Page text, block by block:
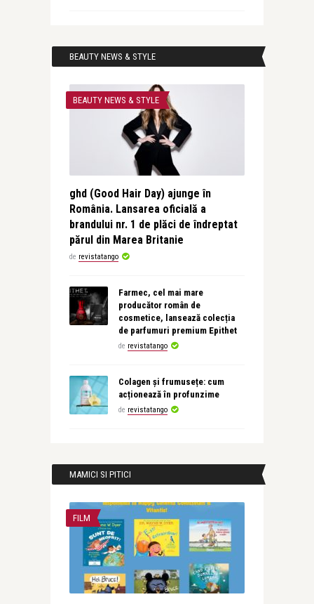
BEAUTY NEWS & STYLE
BEAUTY NEWS & STYLE
ghd (Good Hair Day) ajunge în
România. Lansarea oficială a
brandului nr. 1 de plăci de îndreptat
părul din Marea Britanie
de revistatango
Farmec, cel mai mare
producător român de
cosmetice, lansează colecția
de parfumuri premium Epithet
de revistatango
Colagen și frumusețe: cum
acționează în profunzime
de revistatango
MAMICI SI PITICI
FILM